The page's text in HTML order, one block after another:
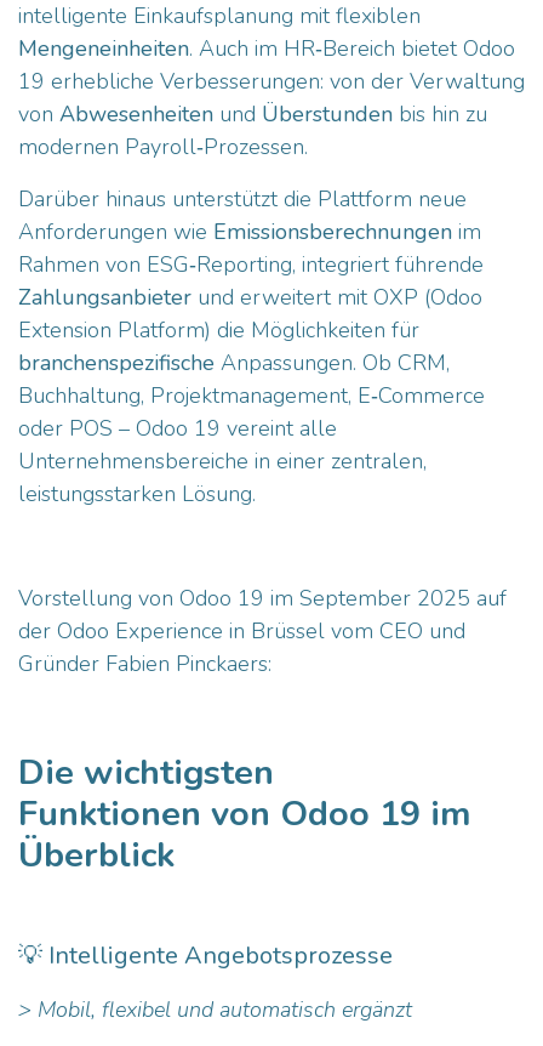
intelligente Einkaufsplanung mit flexiblen
Mengeneinheiten. Auch im HR‑Bereich bietet Odoo
19 erhebliche Verbesserungen: von der Verwaltung
von Abwesenheiten und Überstunden bis hin zu
modernen Payroll‑Prozessen.
Darüber hinaus unterstützt die Plattform neue
Anforderungen wie Emissionsberechnungen im
Rahmen von ESG‑Reporting, integriert führende
Zahlungsanbieter und erweitert mit OXP (Odoo
Extension Platform) die Möglichkeiten für
branchenspezifische Anpassungen. Ob CRM,
Buchhaltung, Projektmanagement, E‑Commerce
oder POS – Odoo 19 vereint alle
Unternehmensbereiche in einer zentralen,
leistungsstarken Lösung.
Vorstellung von Odoo 19 im September 2025 auf
der Odoo Experience in Brüssel vom CEO und
Gründer Fabien Pinckaers:
Die wichtigsten
Funktionen von Odoo 19 im
Überblick
💡 Intelligente Angebotsprozesse
> Mobil, flexibel und automatisch ergänzt